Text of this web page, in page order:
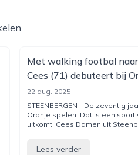
Met walking footbal
Cees (71) debuteert bij
22 aug. 2025
STEENBERGEN - De zeventig
Oranje spelen. Dat is een
uitkomt. Cees Damen uit
Lees verder